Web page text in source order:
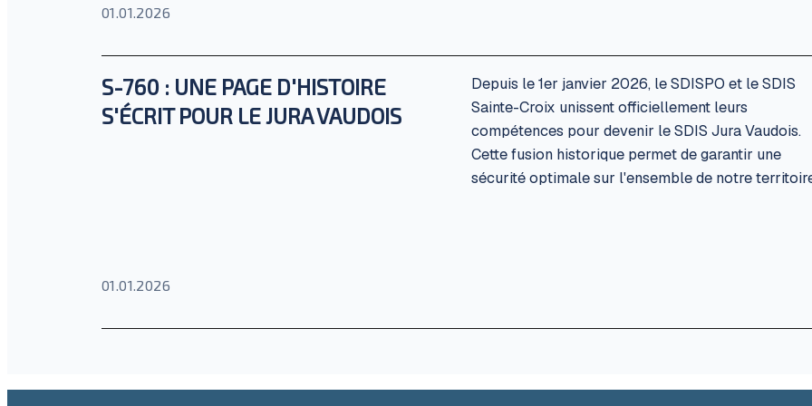
01.01.2026
S-760 : UNE PAGE D'HISTOIRE
S'ÉCRIT POUR LE JURA VAUDOIS
01.01.2026
Depuis le 1er janvier 2026, le SDISPO et le SDIS
Sainte-Croix unissent officiellement leurs
compétences pour devenir le SDIS Jura Vaudois.
Cette fusion historique permet de garantir une
sécurité optimale sur l'ensemble de notre